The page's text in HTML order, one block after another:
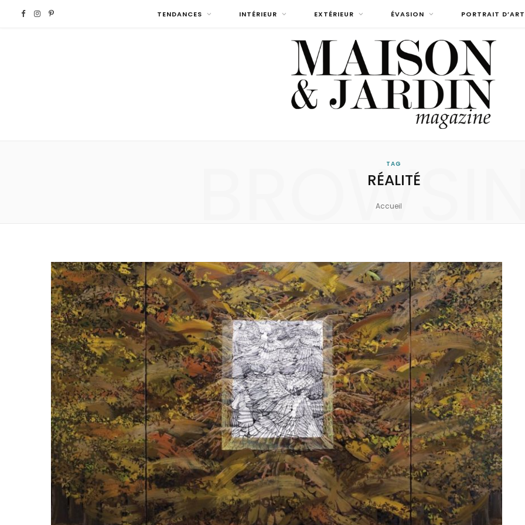
F I P TENDANCES INTÉRIEUR EXTÉRIEUR ÉVASION PORTRAIT
TAG
RÉALITÉ
Accueil